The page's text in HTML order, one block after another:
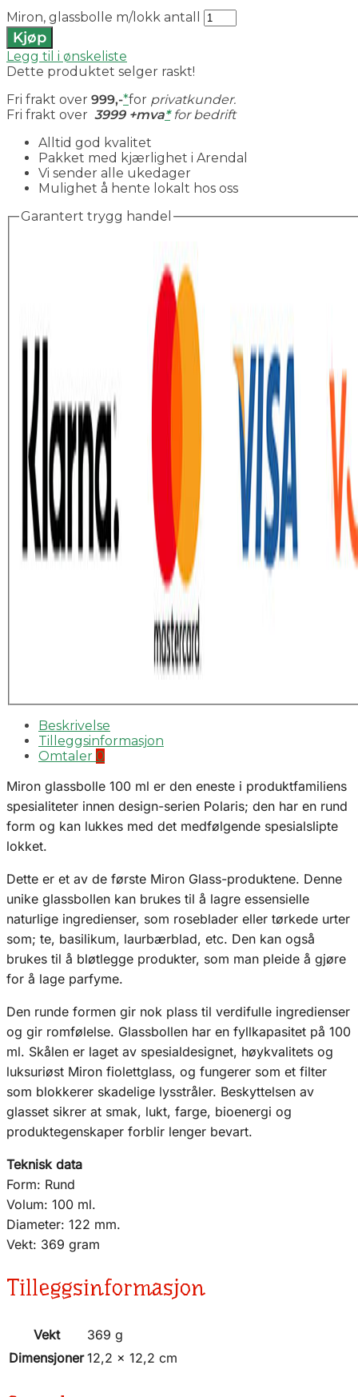
Miron, glassbolle m/lokk antall
Kjøp
Legg til i ønskeliste
Dette produktet selger raskt!
Fri frakt over 999,-*for privatkunder.
Fri frakt over 3999 +mva*for bedrift
Alltid god kvalitet
Pakket med kjærlighet i Arendal
Vi sender alle ukedager
Mulighet å hente lokalt hos oss
Garantert trygg handel
Beskrivelse
Tilleggsinformasjon
Omtaler 0
Miron glassbolle 100 ml er den eneste i produktfamiliens
spesialiteter innen design-serien Polaris; den har en rund
form og kan lukkes med det medfølgende spesialslipte
lokket.
Dette er et av de første Miron Glass-produktene. Denne
unike glassbollen kan brukes til å lagre essensielle
naturlige ingredienser, som roseblader eller tørkede urter
som; te, basilikum, laurbærblad, etc. Den kan også
brukes til å bløtlegge produkter, som man pleide å gjøre
for å lage parfyme.
Den runde formen gir nok plass til verdifulle ingredienser
og gir romfølelse. Glassbollen har en fyllkapasitet på 100
ml. Skålen er laget av spesialdesignet, høykvalitets og
luksuriøst Miron fiolettglass, og fungerer som et filter
som blokkerer skadelige lysstråler. Beskyttelsen av
glasset sikrer at smak, lukt, farge, bioenergi og
produktegenskaper forblir lenger bevart.
Teknisk data
Form: Rund
Volum: 100 ml.
Diameter: 122 mm.
Vekt: 369 gram
Tilleggsinformasjon
Vekt
369 g
Dimensjoner 12,2 × 12,2 cm